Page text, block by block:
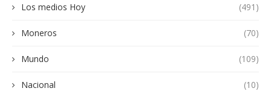
Los medios Hoy (491)
Moneros (70)
Mundo (109)
Nacional (10)